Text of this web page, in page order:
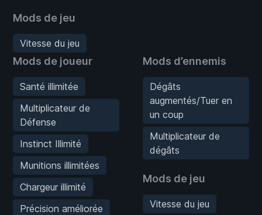
Mods de jeu
Vitesse du jeu
Mods de joueur
Santé illimitée
Multiplicateur de
Défense
Instinct Illimité
Munitions illimitées
Chargeur illimité
Précision améliorée
Mods d’ennemis
Dégâts
augmentés/Tuer en
un coup
Multiplicateur de
dégâts
Mods de jeu
Vitesse du jeu